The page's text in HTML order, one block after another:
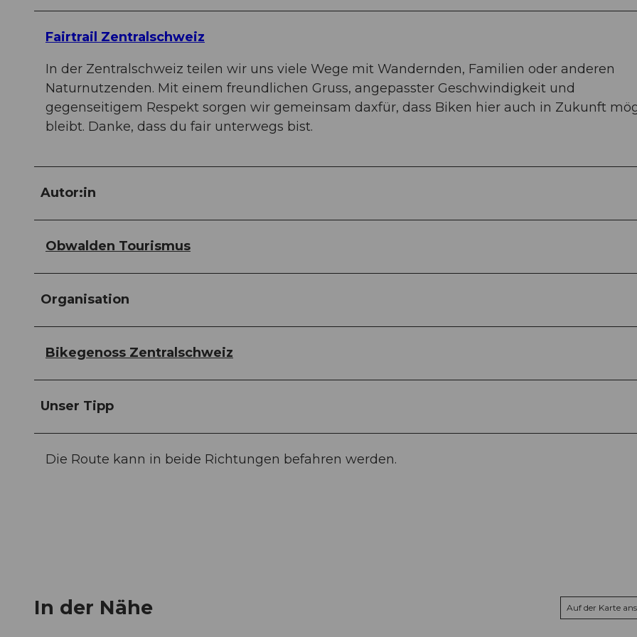
Fairtrail Zentralschweiz
In der Zentralschweiz teilen wir uns viele Wege mit Wandernden, Familien oder anderen
Naturnutzenden. Mit einem freundlichen Gruss, angepasster Geschwindigkeit und
gegenseitigem Respekt sorgen wir gemeinsam daxfür, dass Biken hier auch in Zukunft
bleibt. Danke, dass du fair unterwegs bist.
Autor:in
Obwalden Tourismus
Organisation
Bikegenoss Zentralschweiz
Unser Tipp
Die Route kann in beide Richtungen befahren werden.
In der Nähe Auf der Karte